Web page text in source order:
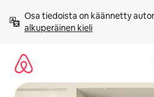
sisältö
väliin
Osa tiedoista on käännetty
alkuperäinen kieli